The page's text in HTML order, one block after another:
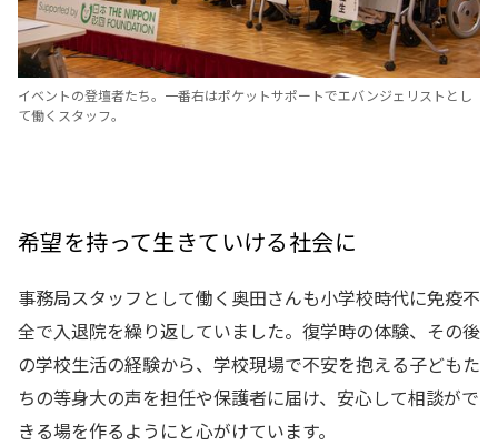
イベントの登壇者たち。一番右はポケットサポートでエバンジェリストとし
て働くスタッフ。
希望を持って生きていける社会に
事務局スタッフとして働く奥田さんも小学校時代に免疫不
全で入退院を繰り返していました。復学時の体験、その後
の学校生活の経験から、学校現場で不安を抱える子どもた
ちの等身大の声を担任や保護者に届け、安心して相談がで
きる場を作るようにと心がけています。